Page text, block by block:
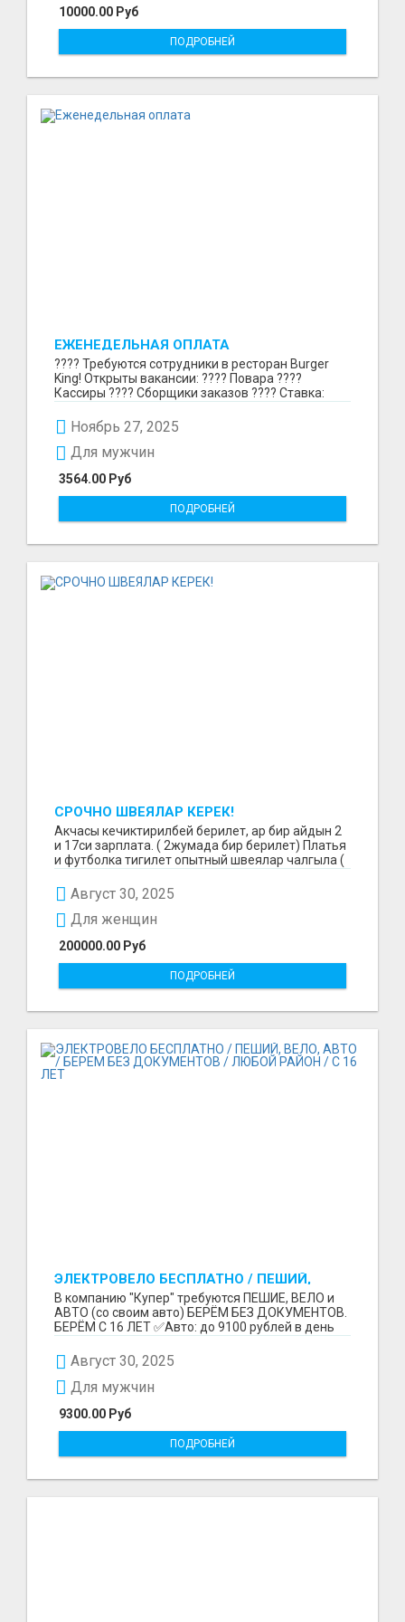
10000.00 Руб
ПОДРОБНЕЙ
ЕЖЕНЕДЕЛЬНАЯ ОПЛАТА
???? Требуются сотрудники в ресторан Burger
King! Открыты вакансии: ???? Повара ????
Кассиры ???? Сборщики заказов ???? Ставка:
Ноябрь 27, 2025
3564.00 Руб
Для мужчин
ПОДРОБНЕЙ
СРОЧНО ШВЕЯЛАР КЕРЕК!
Акчасы кечиктирилбей берилет, ар бир айдын 2
и 17си зарплата. ( 2жумада бир берилет) Платья
и футболка тигилет опытный швеялар чалгыла (
Август 30, 2025
200000.00 Руб
Для женщин
ПОДРОБНЕЙ
ЭЛЕКТРОВЕЛО БЕСПЛАТНО / ПЕШИЙ,
ВЕЛО, АВТО / БЕРЕМ БЕЗ ДОКУМЕНТОВ /
ЛЮБОЙ РАЙОН / С 16 ЛЕТ
В компанию "Купер" требуются ПЕШИЕ, ВЕЛО и
АВТО (со своим авто) БЕРЁМ БЕЗ ДОКУМЕНТОВ.
БЕРЁМ С 16 ЛЕТ ✅Авто: до 9100 рублей в день
Август 30, 2025
9300.00 Руб
Для мужчин
ПОДРОБНЕЙ